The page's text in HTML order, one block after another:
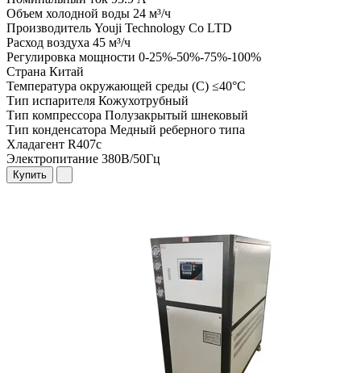
Объем холодной воды 24 м³/ч
Производитель Youji Technology Co LTD
Расход воздуха 45 м³/ч
Регулировка мощности 0-25%-50%-75%-100%
Страна Китай
Температура окружающей среды (С) ≤40°C
Тип испарителя Кожухотрубный
Тип компрессора Полузакрытый шнековый
Тип конденсатора Медный реберного типа
Хладагент R407c
Электропитание 380В/50Гц
Купить